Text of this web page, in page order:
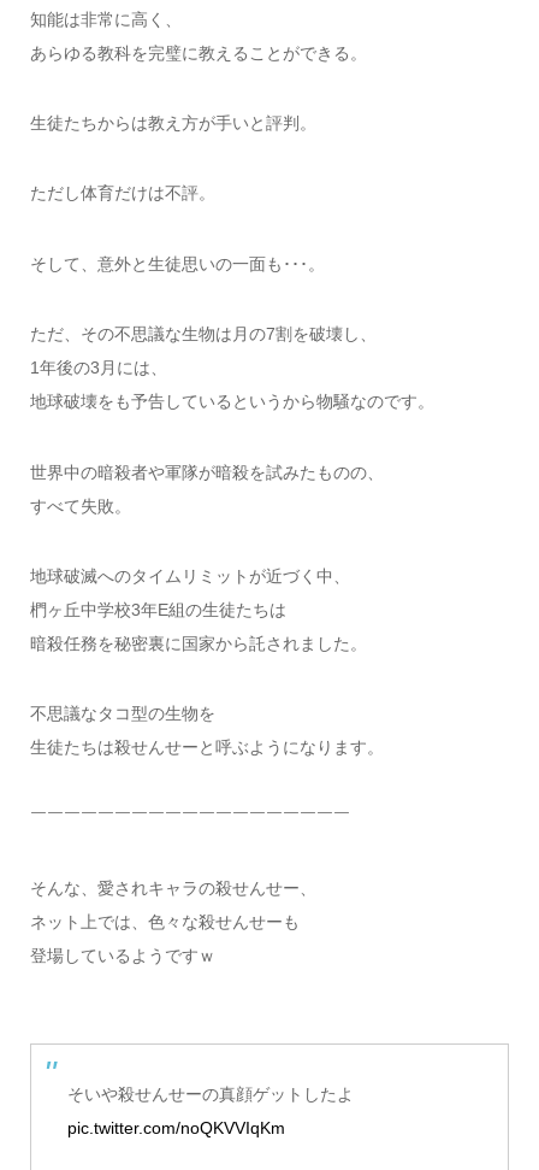
知能は非常に高く、
あらゆる教科を完璧に教えることができる。
生徒たちからは教え方が手いと評判。
ただし体育だけは不評。
そして、意外と生徒思いの一面も･･･。
ただ、その不思議な生物は月の7割を破壊し、
1年後の3月には、
地球破壊をも予告しているというから物騒なのです。
世界中の暗殺者や軍隊が暗殺を試みたものの、
すべて失敗。
地球破滅へのタイムリミットが近づく中、
椚ヶ丘中学校3年E組の生徒たちは
暗殺任務を秘密裏に国家から託されました。
不思議なタコ型の生物を
生徒たちは殺せんせーと呼ぶようになります。
￣￣￣￣￣￣￣￣￣￣￣￣￣￣￣￣￣￣￣
そんな、愛されキャラの殺せんせー、
ネット上では、色々な殺せんせーも
登場しているようですｗ
そいや殺せんせーの真顔ゲットしたよ
pic.twitter.com/noQKVVIqKm